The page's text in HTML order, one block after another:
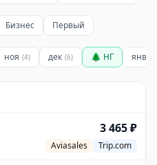
Бизнес Первый
ноя (4) дек (6) 🌲 НГ янв
3 465 ₽
Aviasales Trip.com